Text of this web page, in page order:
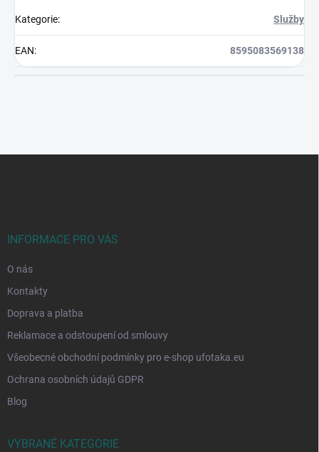
Kategorie: Služby
EAN: 8595083569138
INFORMACE PRO VÁS
O nás
Kontakty
Doprava a platba
Reklamace a odstoupení od smlouvy
Všeobecné obchodní podmínky pro e-shop ufotaka.eu
Ochrana osobních údajů GDPR
Blog
VYBRANÉ KATEGORIE